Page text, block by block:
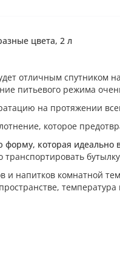
цвета, 2 л
отличным спутником
питьевого режима
на протяжении
которое
форму, которая идеально
и напитков комнатной
температура